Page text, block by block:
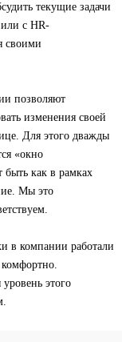
текущие задачи
с HR-
своими
позволяют
изменения своей
Для этого дважды
«окно
как в рамках
Мы это
в компании работали
комфортно.
этого